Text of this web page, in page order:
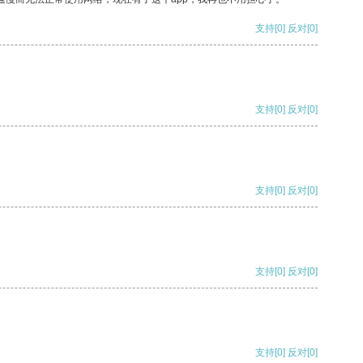
支持[0] 反对[0]
支持[0] 反对[0]
支持[0] 反对[0]
支持[0] 反对[0]
支持[0] 反对[0]